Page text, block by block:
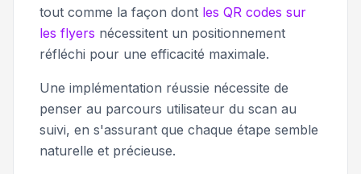
tout comme la façon dont les QR codes sur
les flyers nécessitent un positionnement
réfléchi pour une efficacité maximale.
Une implémentation réussie nécessite de
penser au parcours utilisateur du scan au
suivi, en s'assurant que chaque étape semble
naturelle et précieuse.